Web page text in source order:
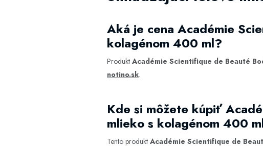
Aká je cena Académie
kolagénom 400 ml?
Produkt Académie Scientifique de Beauté
notino.sk.
Kde si môžete kúpiť
mlieko s kolagénom 400
Tento produkt Académie Scientifique de